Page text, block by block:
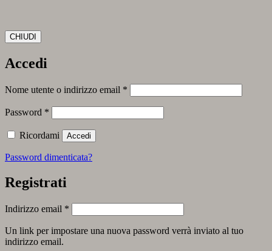
CHIUDI
Accedi
Nome utente o indirizzo email *
Password *
Ricordami Accedi
Password dimenticata?
Registrati
Indirizzo email *
Un link per impostare una nuova password verrà inviato al tuo
indirizzo email.